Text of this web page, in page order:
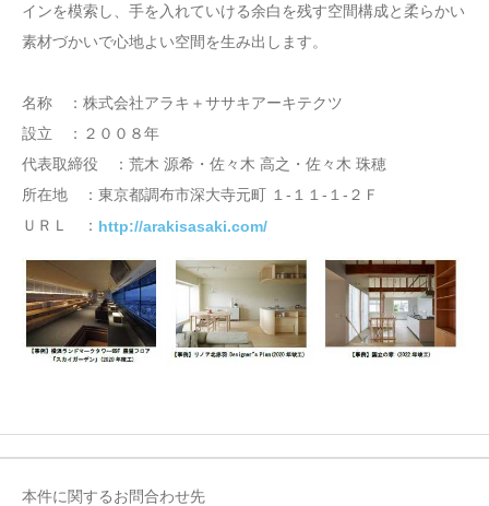
インを模索し、手を入れていける余白を残す空間構成と柔らかい
素材づかいで心地よい空間を生み出します。
名称 ：株式会社アラキ＋ササキアーキテクツ
設立 ：２００８年
代表取締役 ：荒木 源希・佐々木 高之・佐々木 珠穂
所在地 ：東京都調布市深大寺元町 １-１１-１-２Ｆ
ＵＲＬ ： http://arakisasaki.com/
本件に関するお問合わせ先